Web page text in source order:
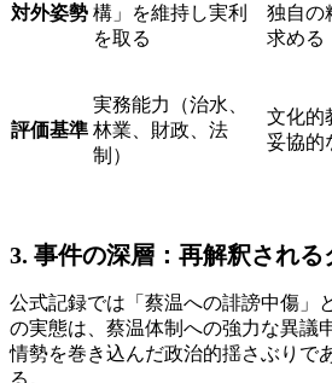
対外姿勢 構」を維持し実利
を取る
独自の
求める
評価基準
実務能力（治水、
林業、財政、法
制）
文化的
妥協的
3. 事件の深層：再解釈され
公式記録では「蔡温への誹謗中傷」
の実態は、蔡温体制への強力な異議
情勢を巻き込んだ政治的揺さぶりで
る。